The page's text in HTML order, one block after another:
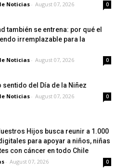
Noticias - August 07, 2026 0
también se entrena: por qué el
irremplazable para la
Noticias - August 07, 2026 0
sentido del Día de la Niñez
Noticias - August 07, 2026 0
Hijos busca reunir a 1.000
para apoyar a niños, niñas
con cáncer en todo Chile
- August 07, 2026 0